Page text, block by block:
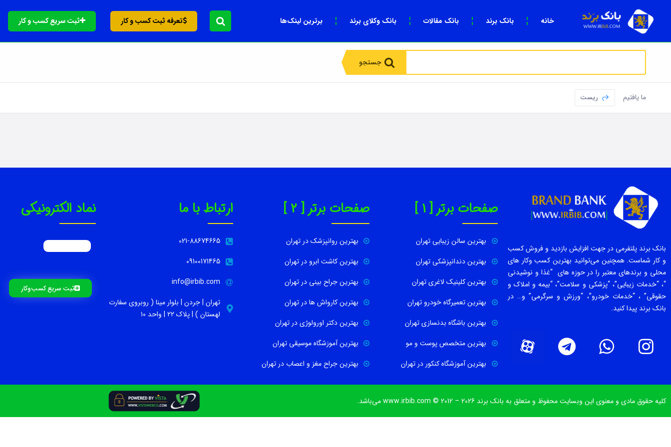
خانه بانک برند بانک مقالات بانک وکلای برند برترین لینک‌ها تعرفه ثبت کسب و کار ثبت سریع کسب و کار
جستجو
ما یافتیم ریست
بانک برند پلتفرمی در جهت افزایش بازدید و فروش کسب
و کار شماست. همچنین می‌توانید بهترین کسب وکار های
محلی و برندهای معتبر را در حوزه های “غذا و نوشیدنی
“، “خدمات زیبایی”، “پزشکی و سلامت”، “بیمه و املاک و
حقوقی” ، “خدمات خودرو”، “ورزش و سرگرمی” و… در
بانک برند پیدا کنید.
صفحات برتر [ 1 ]
بهترین سالن زیبایی تهران
بهترین دندانپزشکی تهران
بهترین کلینیک لاغری تهران
بهترین تعمیرگاه خودرو تهران
بهترین باشگاه بدنسازی تهران
بهترین متخصص پوست و مو
بهترین آموزشگاه کنکور در تهران
صفحات برتر [ 2 ]
بهترین روانپزشک در تهران
بهترین کاشت ابرو در تهران
بهترین جراح بینی در تهران
بهترین کارواش ها در تهران
بهترین دکتر اورولوژی در تهران
بهترین آموزشگاه موسیقی تهران
بهترین جراح مغز و اعصاب در تهران
ارتباط با ما
021-88674665
09100171465
info@irbib.com
تهران | جردن | بلوار مینا ( روبروی سفارت
لهستان ) | پلاک ۲۲ | واحد ۱۰
نماد الکترونیکی
ثبت سریع کسب‌و‌کار
کلیه حقوق مادی و معنوی این وبسایت محفوظ و متعلق به بانک برند www.irbib.com © 2012 – 2026 می‌باشد.